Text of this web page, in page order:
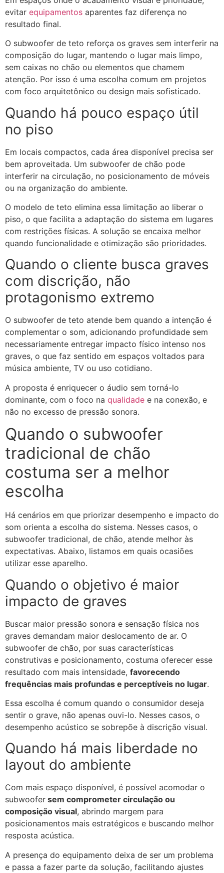
evitar equipamentos aparentes faz diferença no
resultado final.
O subwoofer de teto reforça os graves sem interferir na
composição do lugar, mantendo o lugar mais limpo,
sem caixas no chão ou elementos que chamem
atenção. Por isso é uma escolha comum em projetos
com foco arquitetônico ou design mais sofisticado.
Quando há pouco espaço útil
no piso
Em locais compactos, cada área disponível precisa ser
bem aproveitada. Um subwoofer de chão pode
interferir na circulação, no posicionamento de móveis
ou na organização do ambiente.
O modelo de teto elimina essa limitação ao liberar o
piso, o que facilita a adaptação do sistema em lugares
com restrições físicas. A solução se encaixa melhor
quando funcionalidade e otimização são prioridades.
Quando o cliente busca graves
com discrição, não
protagonismo extremo
O subwoofer de teto atende bem quando a intenção é
complementar o som, adicionando profundidade sem
necessariamente entregar impacto físico intenso nos
graves, o que faz sentido em espaços voltados para
música ambiente, TV ou uso cotidiano.
A proposta é enriquecer o áudio sem torná-lo
dominante, com o foco na qualidade e na conexão, e
não no excesso de pressão sonora.
Quando o subwoofer
tradicional de chão
costuma ser a melhor
escolha
Há cenários em que priorizar desempenho e impacto do
som orienta a escolha do sistema. Nesses casos, o
subwoofer tradicional, de chão, atende melhor às
expectativas. Abaixo, listamos em quais ocasiões
utilizar esse aparelho.
Quando o objetivo é maior
impacto de graves
Buscar maior pressão sonora e sensação física nos
graves demandam maior deslocamento de ar. O
subwoofer de chão, por suas características
construtivas e posicionamento, costuma oferecer esse
resultado com mais intensidade, favorecendo
frequências mais profundas e perceptíveis no lugar.
Essa escolha é comum quando o consumidor deseja
sentir o grave, não apenas ouvi-lo. Nesses casos, o
desempenho acústico se sobrepõe à discrição visual.
Quando há mais liberdade no
layout do ambiente
Com mais espaço disponível, é possível acomodar o
subwoofer sem comprometer circulação ou
composição visual, abrindo margem para
posicionamentos mais estratégicos e buscando melhor
resposta acústica.
A presença do equipamento deixa de ser um problema
e passa a fazer parte da solução, facilitando ajustes